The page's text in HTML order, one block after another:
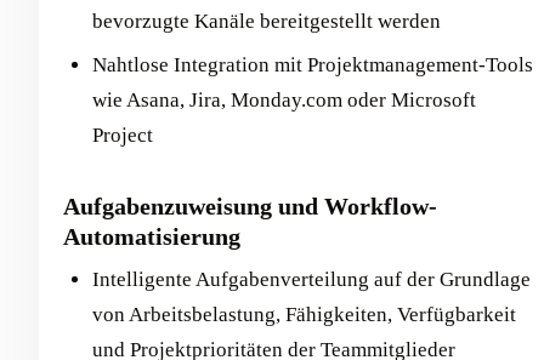
bevorzugte Kanäle bereitgestellt werden
Nahtlose Integration mit Projektmanagement-Tools
wie Asana, Jira, Monday.com oder Microsoft
Project
Aufgabenzuweisung und Workflow-
Automatisierung
Intelligente Aufgabenverteilung auf der Grundlage
von Arbeitsbelastung, Fähigkeiten, Verfügbarkeit
und Projektprioritäten der Teammitglieder